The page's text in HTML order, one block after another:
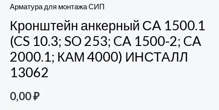
Арматура для монтажа СИП
Кронштейн анкерный СA 1500.1
(CS 10.3; SO 253; CA 1500-2; CA
2000.1; КАМ 4000) ИНСТАЛЛ
13062
0,00₽